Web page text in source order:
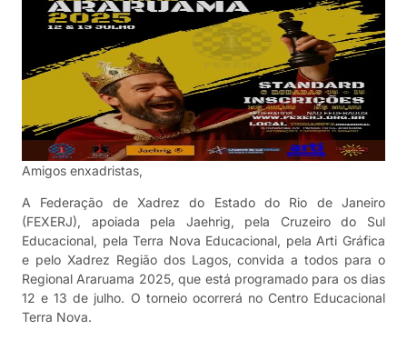
Amigos enxadristas,
A Federação de Xadrez do Estado do Rio de Janeiro
(FEXERJ), apoiada pela Jaehrig, pela Cruzeiro do Sul
Educacional, pela Terra Nova Educacional, pela Arti Gráfica
e pelo Xadrez Região dos Lagos, convida a todos para o
Regional Araruama 2025, que está programado para os dias
12 e 13 de julho. O torneio ocorrerá no Centro Educacional
Terra Nova.